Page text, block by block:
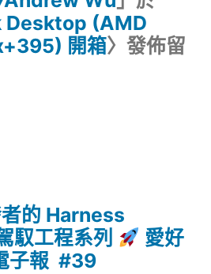
Desktop (AMD
開箱〉發佈留
的 Harness
馭工程系列
愛好
子報 #39